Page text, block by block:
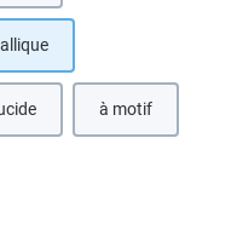
pour le moment.)
option n'est pas disponible pour
à motif
le moment.)